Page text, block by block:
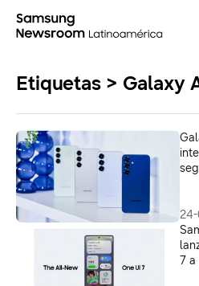
Etiquetas > Galaxy
7 a